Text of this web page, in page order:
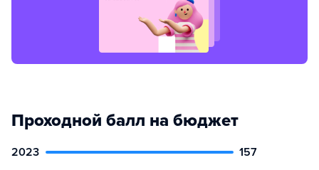
Проходной балл на бюджет
2023
157